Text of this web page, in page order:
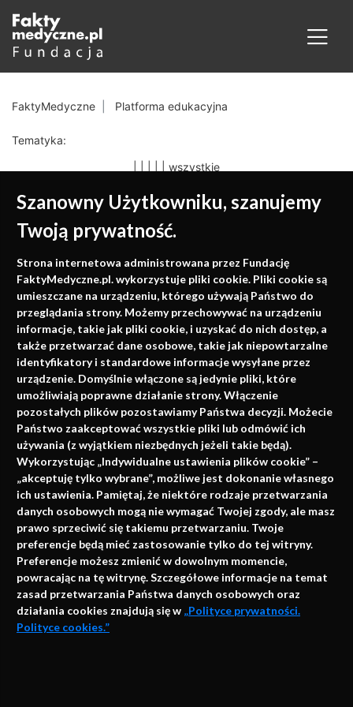
Szanowny Użytkowniku, szanujemy
Twoją prywatność.
Strona internetowa administrowana przez Fundację
FaktyMedyczne.pl. wykorzystuje pliki cookie. Pliki cookie są
umieszczane na urządzeniu, którego używają Państwo do
przeglądania strony. Możemy przechowywać na urządzeniu
informacje, takie jak pliki cookie, i uzyskać do nich dostęp, a
także przetwarzać dane osobowe, takie jak niepowtarzalne
identyfikatory i standardowe informacje wysyłane przez
urządzenie. Domyślnie włączone są jedynie pliki, które
umożliwiają poprawne działanie strony. Włączenie
pozostałych plików pozostawiamy Państwa decyzji. Możecie
Państwo zaakceptować wszystkie pliki lub odmówić ich
używania (z wyjątkiem niezbędnych jeżeli takie będą).
Wykorzystując „Indywidualne ustawienia plików cookie” –
„akceptuję tylko wybrane”, możliwe jest dokonanie własnego
ich ustawienia. Pamiętaj, że niektóre rodzaje przetwarzania
danych osobowych mogą nie wymagać Twojej zgody, ale masz
prawo sprzeciwić się takiemu przetwarzaniu. Twoje
preferencje będą mieć zastosowanie tylko do tej witryny.
Preferencje możesz zmienić w dowolnym momencie,
powracając na tę witrynę. Szczegółowe informacje na temat
zasad przetwarzania Państwa danych osobowych oraz
działania cookies znajdują się w „Polityce prywatności.
Polityce cookies.”
FaktyMedyczne Platforma edukacyjna
Tematyka:
wszystkie
Medycyna oparta na
faktach
Konferencje, szkolenia, e-learning, wydawnictwo
Napisz do nas
info@faktymedyczne.pl
ul. Towarowa 2
43-460 Wisła
Redakcja medyczna:
ul. Wolności 338b